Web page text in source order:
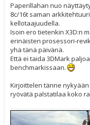
Paperillahan nuo
8c/16t saman
kellotaajuudella.
Isoin ero tietenkin X3D:n
erinäisten prosessori-
yhä tänä päivänä.
Että ei taida 3DMark
benchmarkissaan.
Kirjoittelen tänne
ryövätä palstatilaa koko